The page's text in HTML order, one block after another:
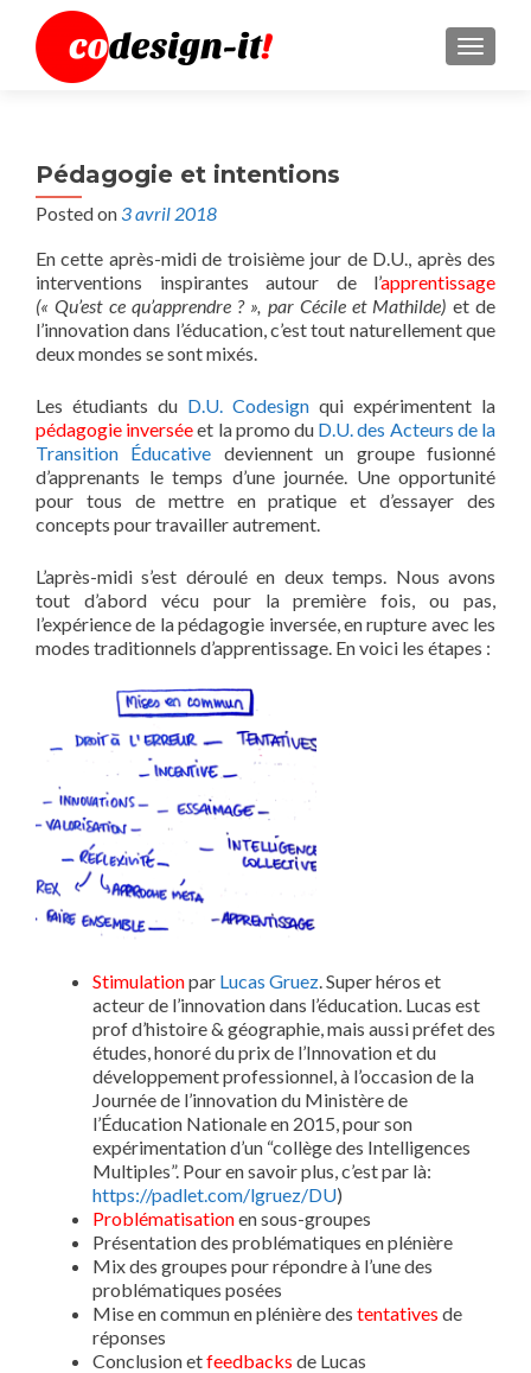
MENU
Pédagogie et intentions
Posted on 3 avril 2018
En cette après-midi de troisième jour de D.U., après des
interventions inspirantes autour de l’apprentissage
(« Qu’est ce qu’apprendre ? », par Cécile et Mathilde) et de
l’innovation dans l’éducation, c’est tout naturellement que
deux mondes se sont mixés.
Les étudiants du D.U. Codesign qui expérimentent la
pédagogie inverséeet la promo du D.U. des Acteurs de la
Transition Éducative deviennent un groupe fusionné
d’apprenants le temps d’une journée. Une opportunité
pour tous de mettre en pratique et d’essayer des
concepts pour travailler autrement.
L’après-midi s’est déroulé en deux temps. Nous avons
tout d’abord vécu pour la première fois, ou pas,
l’expérience de la pédagogie inversée, en rupture avec les
modes traditionnels d’apprentissage. En voici les étapes :
Stimulationpar Lucas Gruez. Super héros et
acteur de l’innovation dans l’éducation. Lucas est
prof d’histoire & géographie, mais aussi préfet des
études, honoré du prix de l’Innovation et du
développement professionnel, à l’occasion de la
Journée de l’innovation du Ministère de
l’Éducation Nationale en 2015, pour son
expérimentation d’un “collège des Intelligences
Multiples”. Pour en savoir plus, c’est par là:
https://padlet.com/lgruez/DU)
Problématisationen sous-groupes
Présentation des problématiques en plénière
Mix des groupes pour répondre à l’une des
problématiques posées
Mise en commun en plénière des tentatives de
réponses
Conclusion etfeedbacks de Lucas